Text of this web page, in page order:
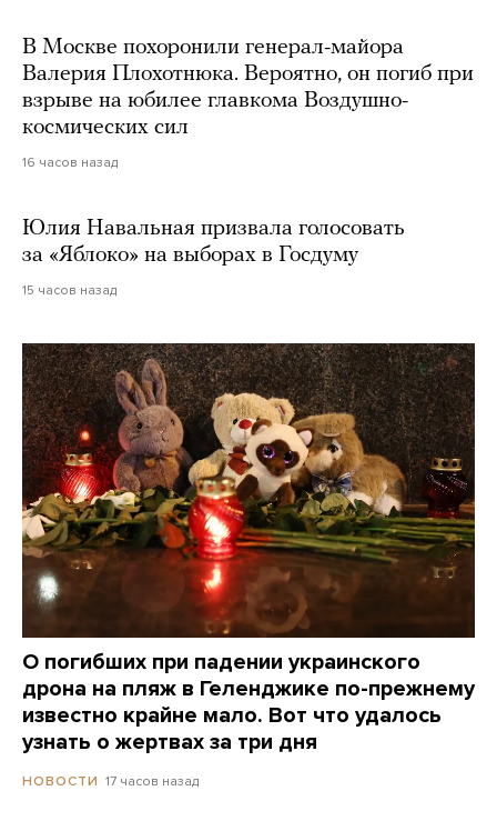
В Москве похоронили генерал-майора
Валерия Плохотнюка. Вероятно, он погиб при
взрыве на юбилее главкома Воздушно-
космических сил
16 часов назад
Юлия Навальная призвала голосовать
за «Яблоко» на выборах в Госдуму
15 часов назад
О погибших при падении украинского
дрона на пляж в Геленджике по-прежнему
известно крайне мало. Вот что удалось
узнать о жертвах за три дня
НОВОСТИ 17 часов назад